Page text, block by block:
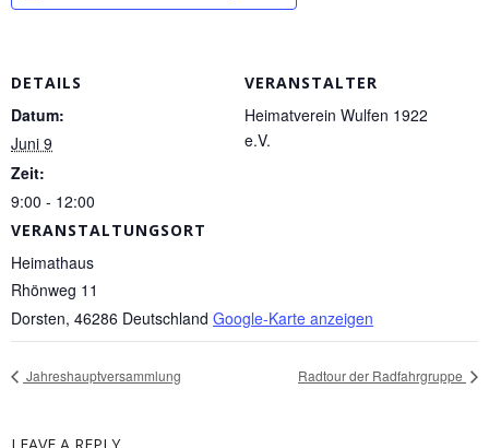
DETAILS
Datum:
Juni 9
Zeit:
9:00 - 12:00
VERANSTALTUNGSORT
Heimathaus
Rhönweg 11
Dorsten, 46286 Deutschland Google-Karte anzeigen
VERANSTALTER
Heimatverein Wulfen 1922
e.V.
Jahreshauptversammlung Radtour der Radfahrgruppe